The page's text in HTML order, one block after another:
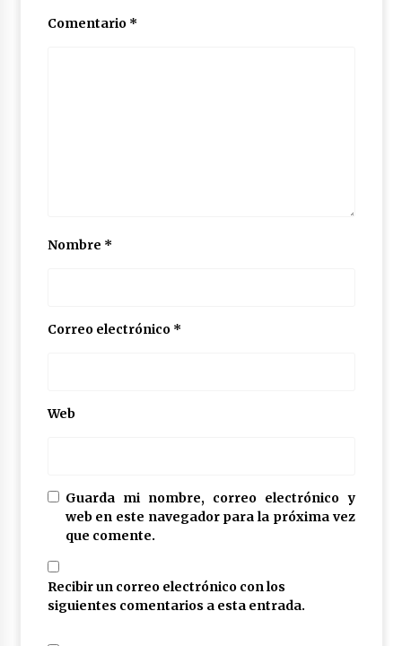
Comentario *
Nombre *
Correo electrónico *
Web
Guarda mi nombre, correo electrónico y
web en este navegador para la próxima vez
que comente.
Recibir un correo electrónico con los
siguientes comentarios a esta entrada.